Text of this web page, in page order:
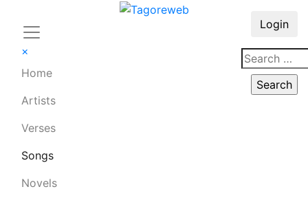
×
Home
Artists
Verses
Songs
Novels
Login